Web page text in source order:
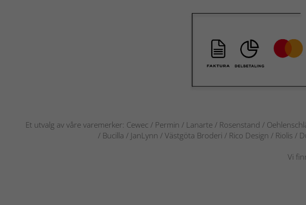
Et utvalg av våre varemerker: Cewec / Permin / Lanarte / Rosenstand /
/ Bucilla / JanLynn / Västgöta Broderi / Rico Design / Riolis
Vi